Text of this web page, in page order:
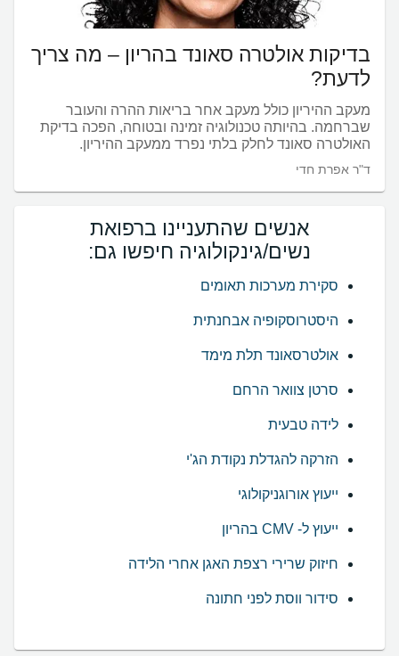
בדיקות אולטרה סאונד בהריון – מה צריך
לדעת?
מעקב ההיריון כולל מעקב אחר בריאות ההרה והעובר
שברחמה. בהיותה טכנולוגיה זמינה ובטוחה, הפכה בדיקת
האולטרה סאונד לחלק בלתי נפרד ממעקב ההיריון.
ד"ר אפרת חדי
אנשים שהתעניינו ברפואת
נשים/גינקולוגיה חיפשו גם:
סקירת מערכות תאומים
היסטרוסקופיה אבחנתית
אולטרסאונד תלת מימד
סרטן צוואר הרחם
לידה טבעית
הזרקה להגדלת נקודת הג'י
ייעוץ אורוגניקולוגי
ייעוץ ל- CMV בהריון
חיזוק שרירי רצפת האגן אחרי הלידה
סידור ווסת לפני חתונה